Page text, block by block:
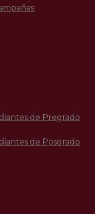
de Pregrado
de Posgrado